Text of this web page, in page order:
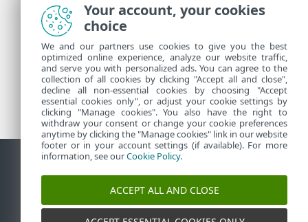
Mais informações
Notícias do Suporte
Alertas de clientes
Reportar vulnerabilidades
Política de cookies
Your account, your cookies
choice
We and our partners use cookies to give you the best
optimized online experience, analyze our website traffic,
and serve you with personalized ads. You can agree to the
collection of all cookies by clicking "Accept all and close",
decline all non-essential cookies by choosing "Accept
essential cookies only", or adjust your cookie settings by
clicking "Manage cookies". You also have the right to
withdraw your consent or change your cookie preferences
anytime by clicking the "Manage cookies" link in our website
footer or in your account settings (if available). For more
information, see ourCookie Policy.
ACCEPT ALL AND CLOSE